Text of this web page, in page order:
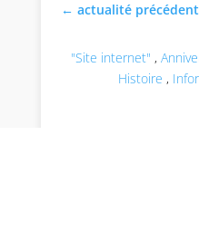
←actualité
"Site internet" ,
Histoire ,